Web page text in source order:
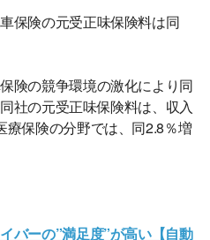
保険の元受正味保険料は同
険の競争環境の激化により同
社の元受正味保険料は、収入
保険の分野では、同2.8％増
バーの”満足度”が高い【自動